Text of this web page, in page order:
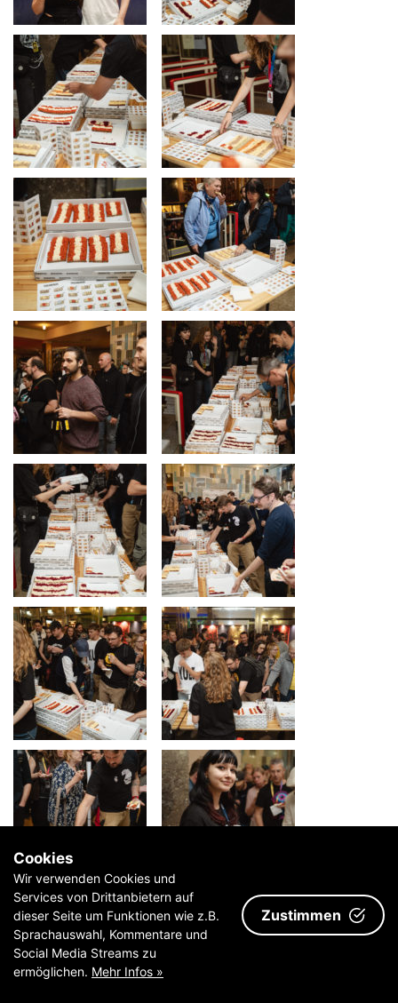
Cookies
Wir verwenden Cookies und
Services von Drittanbietern auf
dieser Seite um Funktionen wie z.B.
Sprachauswahl, Kommentare und
Social Media Streams zu
ermöglichen. Mehr Infos »
Zustimmen